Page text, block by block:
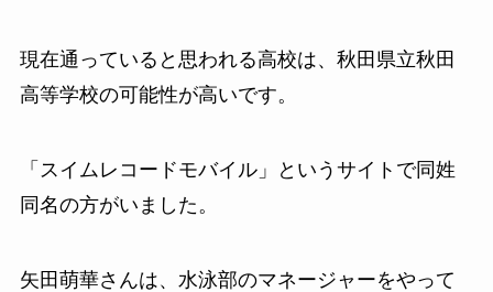
現在通っていると思われる高校は、秋田県立秋田
高等学校の可能性が高いです。
「スイムレコードモバイル」というサイトで同姓
同名の方がいました。
矢田萌華さんは、水泳部のマネージャーをやって